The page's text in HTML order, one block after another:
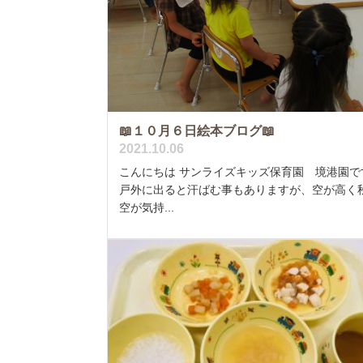
📖１０月６日絵本ブログ📖
2021.10.06
こんにちは サンライズキッズ保育園 境港園で
戸外に出ると汗ばむ事もありますが、空が高く
空が気持...